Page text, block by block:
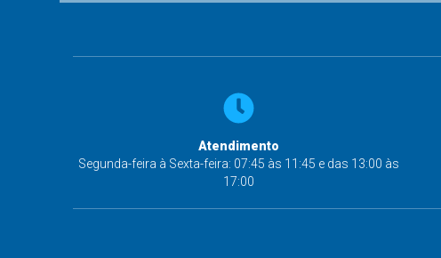
Atendimento
Segunda-feira à Sexta-feira: 07:45 às 11:45 e das 13:00 às
17:00